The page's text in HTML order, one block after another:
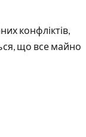
конфліктів,
що все майно